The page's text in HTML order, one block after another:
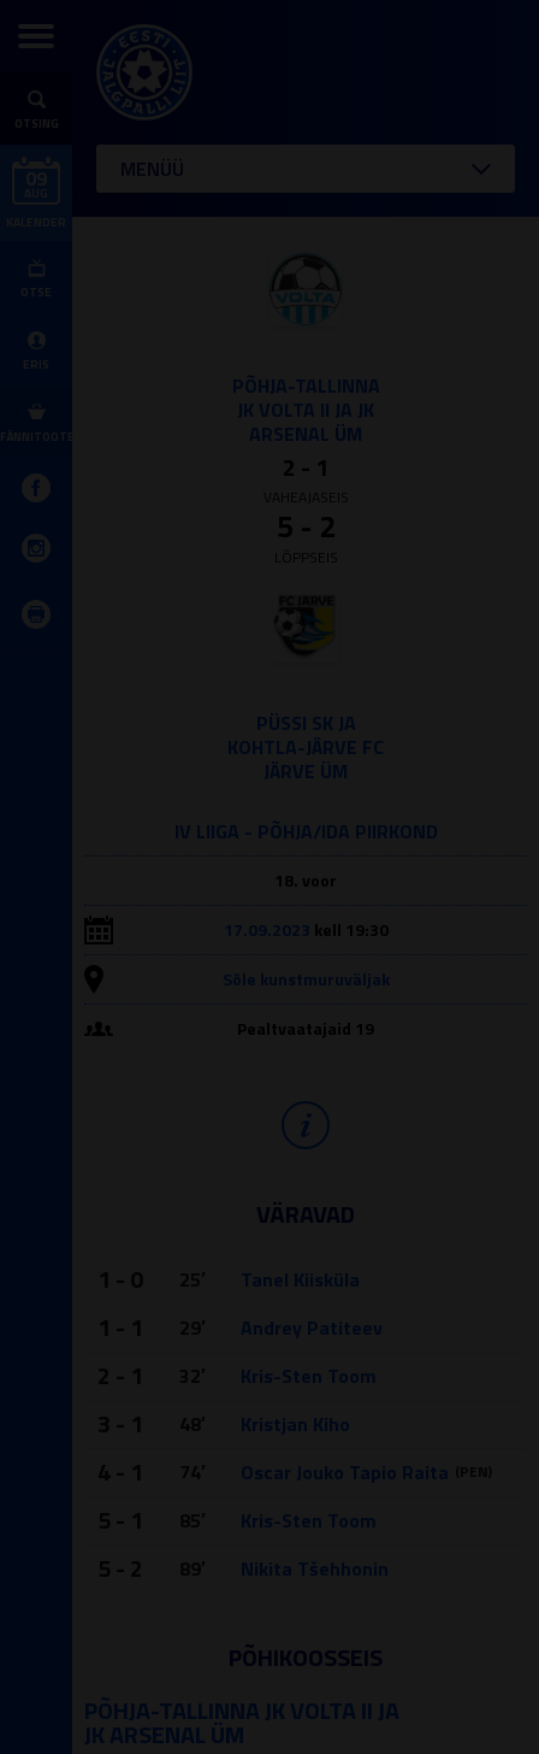
OTSING
OTSE
ERIS
FÄNNITOOTED
MENÜÜ
PÕHJA-TALLINNA
JK VOLTA II JA JK
ARSENAL ÜM
2 - 1
VAHEAJASEIS
5 - 2
LÕPPSEIS
PÜSSI SK JA
KOHTLA-JÄRVE FC
JÄRVE ÜM
IV LIIGA - PÕHJA/IDA PIIRKOND
18. voor
17.09.2023 kell 19:30
Sõle kunstmuruväljak
Pealtvaatajaid 19
VÄRAVAD
Tanel Kiisküla
Andrey Patiteev
Kris-Sten Toom
Kristjan Kiho
Oscar Jouko Tapio Raita
Kris-Sten Toom
Nikita Tšehhonin
PÕHIKOOSSEIS
PÕHJA-TALLINNA JK VOLTA II JA
JK ARSENAL ÜM